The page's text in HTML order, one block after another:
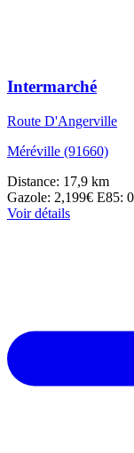
Intermarché
Route D'Angerville
Méréville (91660)
Distance: 17,9 km
Gazole: 2,199€ E85:
Voir détails